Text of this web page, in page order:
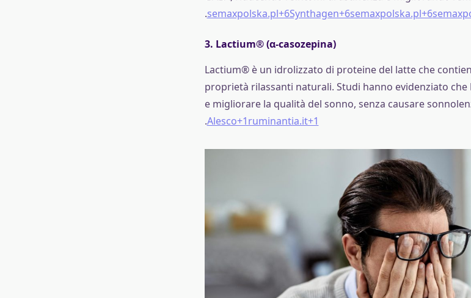
.semaxpolska.pl+6Synthagen+6semaxpolska.pl+6
3. Lactium® (α-casozepina)
Lactium® è un idrolizzato di proteine del latte che
proprietà rilassanti naturali. Studi hanno evidenziato
e migliorare la qualità del sonno, senza causare
.Alesco+1ruminantia.it+1